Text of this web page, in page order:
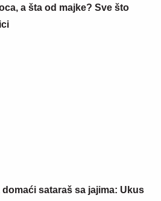
a šta od majke? Sve što
sataraš sa jajima: Ukus